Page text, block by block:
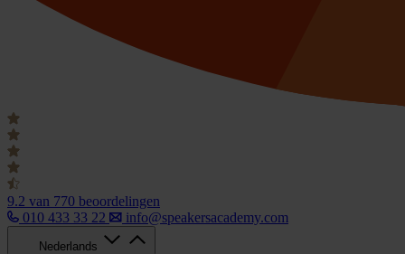
9.2 van 770 beoordelingen
010 433 33 22
info@speakersacademy.com
Nederlands